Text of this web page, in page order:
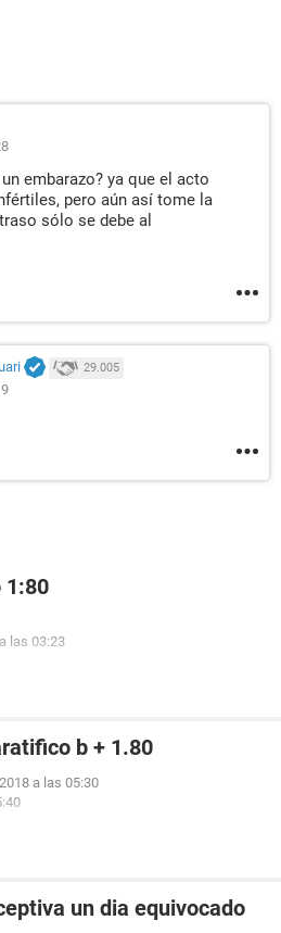
embarazo? ya que el acto
pero aún así tome la
sólo se debe al
29.005
1:80
las 03:23
b + 1.80
a las 05:30
un dia equivocado